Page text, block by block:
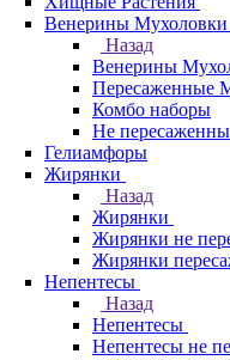
Венерины Мухоловки
Назад
Венерины
Пересаженные
Комбо наборы
Не
Гелиамфоры
Жирянки
Назад
Жирянки
Жирянки не
Жирянки
Непентесы
Назад
Непентесы
Непентесы не